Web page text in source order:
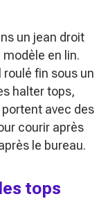
un jean droit
en lin.
roulé fin sous un
halter tops,
avec des
courir après
le bureau.
tops